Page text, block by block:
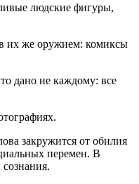
людские фигуры,
их же оружием: комиксы
дано не каждому: все
закружится от обилия
перемен. В